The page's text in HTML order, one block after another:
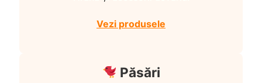
Vezi produsele
Păsări